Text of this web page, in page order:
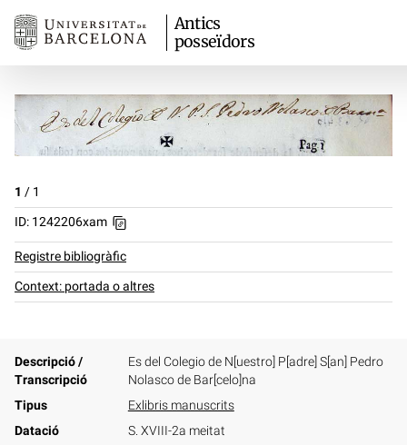
Antics
posseïdors
1 / 1
ID: 1242206xam
Registre bibliogràfic
Context: portada o altres
Descripció /
Transcripció
Es del Colegio de N[uestro] P[adre] S[an] Pedro
Nolasco de Bar[celo]na
Tipus
Exlibris manuscrits
Datació
S. XVIII-2a meitat